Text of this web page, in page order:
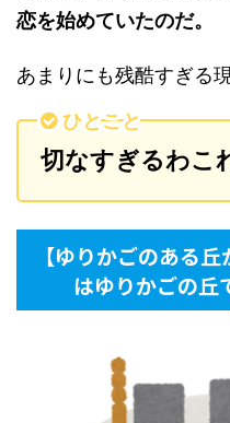
恋を始めていたのだ。
あまりにも残酷すぎる
ひとこと
切なすぎるわこ
【ゆりかごのある
はゆりかごの丘